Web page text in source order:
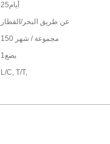
أيام25
عن طريق البحر/القطار
150 مجموعة / شهر
يضع1
L/C, T/T,